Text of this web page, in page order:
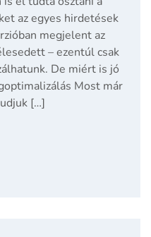
az egyes hirdetések
megjelent az
– ezentúl csak
De miért is jó
Most már
[…]